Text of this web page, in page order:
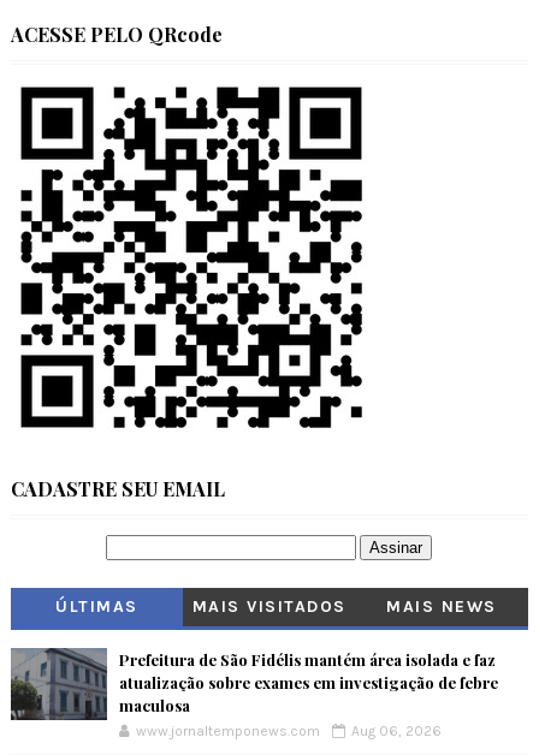
ACESSE PELO QRcode
CADASTRE SEU EMAIL
ÚLTIMAS MAIS VISITADOS MAIS NEWS
Prefeitura de São Fidélis mantém área isolada e faz
atualização sobre exames em investigação de febre
maculosa
www.jornaltemponews.com Aug 06, 2026